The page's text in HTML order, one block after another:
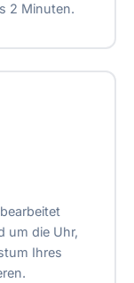
2 Minuten.
um die Uhr,
Ihres